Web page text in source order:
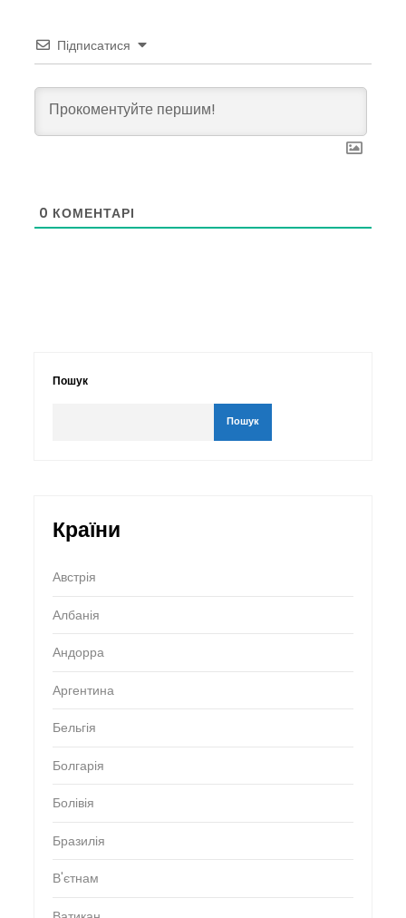
Підписатися
0 КОМЕНТАРІ
Пошук
Пошук
Країни
Австрія
Албанія
Андорра
Аргентина
Бельгія
Болгарія
Болівія
Бразилія
В'єтнам